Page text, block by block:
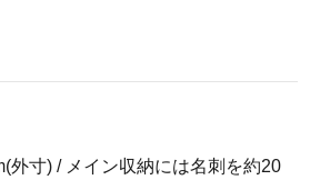
外寸) / メイン収納には名刺を約20